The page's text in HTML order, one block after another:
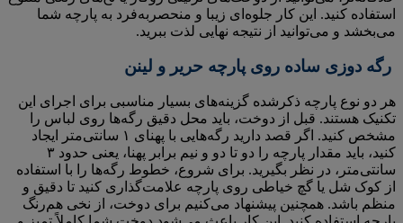
استفاده کنید. این کار جلوه‌ای زیبا و منحصربه‌فرد به پارچه شما
می‌بخشد و می‌توانید از نتیجه نهایی لذت ببرید.
رگه دوزی ساده روی پارچه حریر و لینن
هر دو نوع پارچه ذکرشده گزینه‌های بسیار مناسبی برای اجرای این
تکنیک هستند. قبل از دوخت، باید محل دقیق رگه‌ها روی لباس را
مشخص کنید. اگر قصد دارید رگه‌هایی با پهنای ۱ سانتی‌متر ایجاد
کنید، باید مقدار پارچه را دو تا دو و نیم برابر پهنا، یعنی حدود ۳
سانتی‌متر، در نظر بگیرید. برای شروع، خطوط رگه‌ها را با استفاده
از کوک شل یا گچ خیاطی روی پارچه علامت‌گذاری کنید تا دقیق و
منظم باشد. همچنین پیشنهاد می‌کنیم برای دوخت، از نخی هم‌رنگ